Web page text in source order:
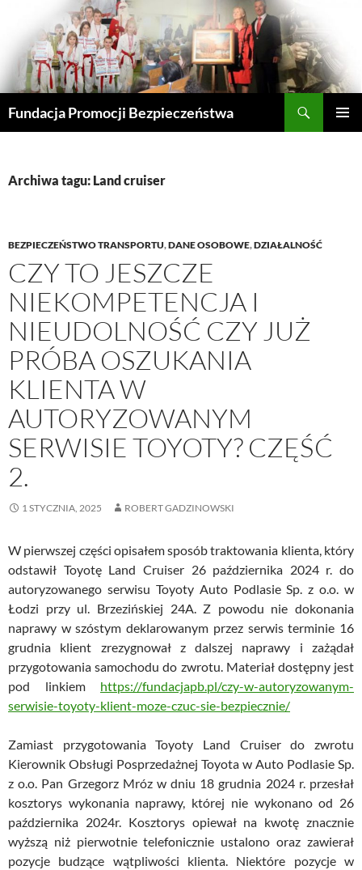
treści
Fundacja Promocji Bezpieczeństwa
Archiwa tagu: Land cruiser
BEZPIECZEŃSTWO TRANSPORTU,DANE OSOBOWE,DZIAŁALNOŚĆ
CZY TO JESZCZE
NIEKOMPETENCJA I
NIEUDOLNOŚĆ CZY JUŻ
PRÓBA OSZUKANIA
KLIENTA W
AUTORYZOWANYM
SERWISIE TOYOTY? CZĘŚĆ
2.
1 STYCZNIA, 2025 ROBERT GADZINOWSKI
W pierwszej części opisałem sposób traktowania klienta, który
odstawił Toyotę Land Cruiser 26 października 2024 r. do
autoryzowanego serwisu Toyoty Auto Podlasie Sp. z o.o. w
Łodzi przy ul. Brzezińskiej 24A. Z powodu nie dokonania
naprawy w szóstym deklarowanym przez serwis terminie 16
grudnia klient zrezygnował z dalszej naprawy i zażądał
przygotowania samochodu do zwrotu. Materiał dostępny jest
pod linkiem https://fundacjapb.pl/czy-w-autoryzowanym-
serwisie-toyoty-klient-moze-czuc-sie-bezpiecznie/
Zamiast przygotowania Toyoty Land Cruiser do zwrotu
Kierownik Obsługi Posprzedażnej Toyota w Auto Podlasie Sp.
z o.o. Pan Grzegorz Mróz w dniu 18 grudnia 2024 r. przesłał
kosztorys wykonania naprawy, której nie wykonano od 26
października 2024r. Kosztorys opiewał na kwotę znacznie
wyższą niż pierwotnie telefonicznie ustalono oraz zawierał
pozycje budzące wątpliwości klienta. Niektóre pozycje w